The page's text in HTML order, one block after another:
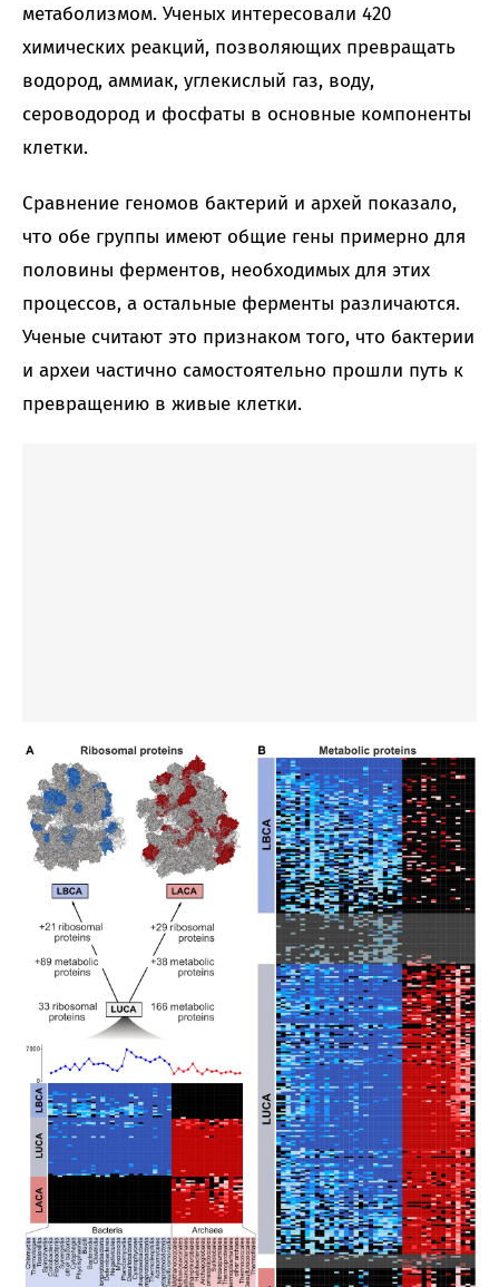
метаболизмом. Ученых интересовали 420
химических реакций, позволяющих превращать
водород, аммиак, углекислый газ, воду,
сероводород и фосфаты в основные компоненты
клетки.
Сравнение геномов бактерий и архей показало,
что обе группы имеют общие гены примерно для
половины ферментов, необходимых для этих
процессов, а остальные ферменты различаются.
Ученые считают это признаком того, что бактерии
и археи частично самостоятельно прошли путь к
превращению в живые клетки.